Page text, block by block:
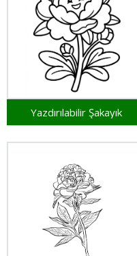
Yazdırılabilir Şakayık